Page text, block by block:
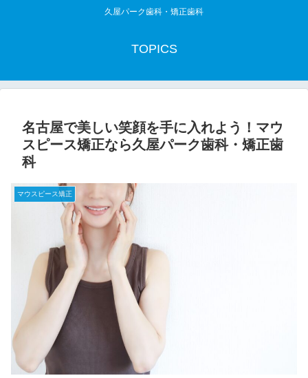
久屋パーク歯科・矯正歯科
TOPICS
名古屋で美しい笑顔を手に入れよう！マウ
スピース矯正なら久屋パーク歯科・矯正歯
科
マウスピース矯正